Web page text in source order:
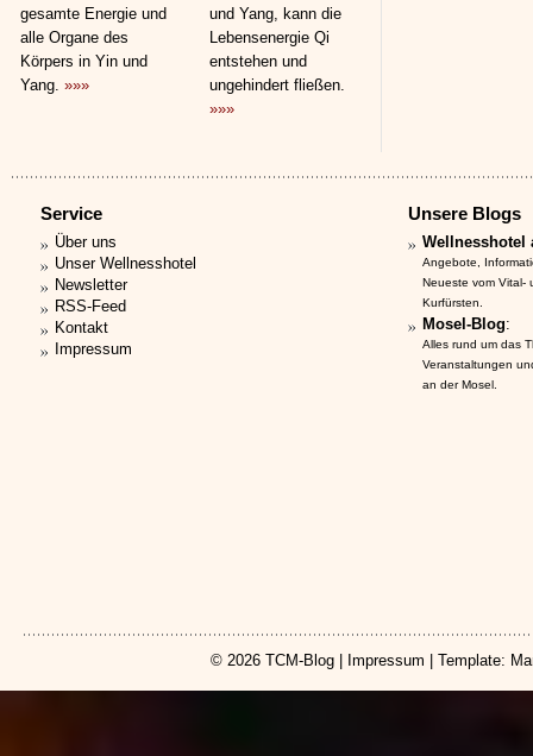
gesamte Energie und
alle Organe des
Körpers in Yin und
Yang. »»»
und Yang, kann die
Lebensenergie Qi
entstehen und
ungehindert fließen.
»»»
Service
Über uns
Unser Wellnesshotel
Newsletter
RSS-Feed
Kontakt
Impressum
Unsere Blogs
Wellnesshotel
Angebote,
Neueste vom Vital-
Kurfürsten.
Mosel-Blog:
Alles rund um das
Veranstaltungen
an der Mosel.
© 2026 TCM-Blog| Impressum | Template: